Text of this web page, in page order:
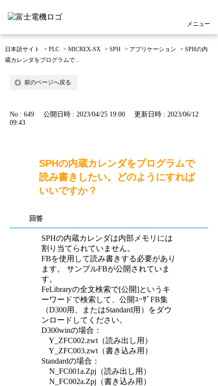
メニュー
日本語サイト > PLC > MICREX-SX > SPH > アプリケーション > SPHの内
蔵カレンダをプログラムで...
前のページへ戻る
No : 649 公開日時 : 2023/04/25 19:00
更新日時 : 2023/06/12
09:43
SPHの内蔵カレンダをプログラムで
読み書きしたい。どのようにすれば
いいですか？
回答
SPHの内蔵カレンダは内部メモリには
割り当てられていません。
FBを使用して読み書きする必要があり
ます。 サンプルFBが公開されていま
す。
FeLibraryの全文検索で[公開]というキ
ーワードで検索して、公開ﾕｰｻﾞFB集
（D300用、またはStandard用）をダウ
ンロードしてください。
D300winの場合：
Y_ZFC002.zwt（読み出し用）
Y_ZFC003.zwt（書き込み用）
Standardの場合：
N_FC001a.Zpj（読み出し用）
N_FC002a.Zpj（書き込み用）